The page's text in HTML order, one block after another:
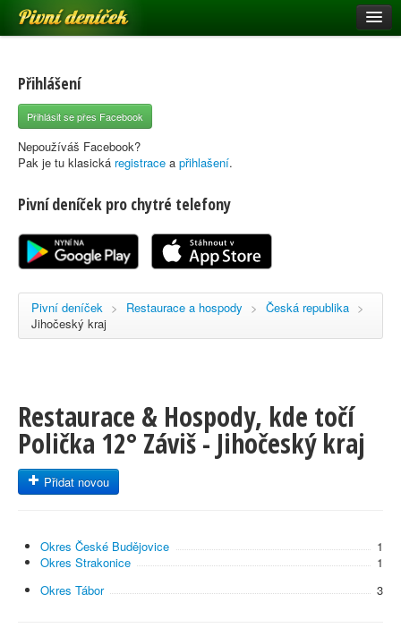
Pivní deníček
Pivní mapa
Pivní značky
Nápověda
Registrace
Přihlášení
Přihlásit se přes Facebook
Nepoužíváš Facebook?
Pak je tu klasická registrace a přihlašení.
Pivní deníček pro chytré telefony
Pivní deníček > Restaurace a hospody > Česká republika >
Jihočeský kraj
Restaurace & Hospody, kde točí
Polička 12° Záviš - Jihočeský kraj
Přidat novou
Okres České Budějovice
1
Okres Strakonice
1
Okres Tábor
3